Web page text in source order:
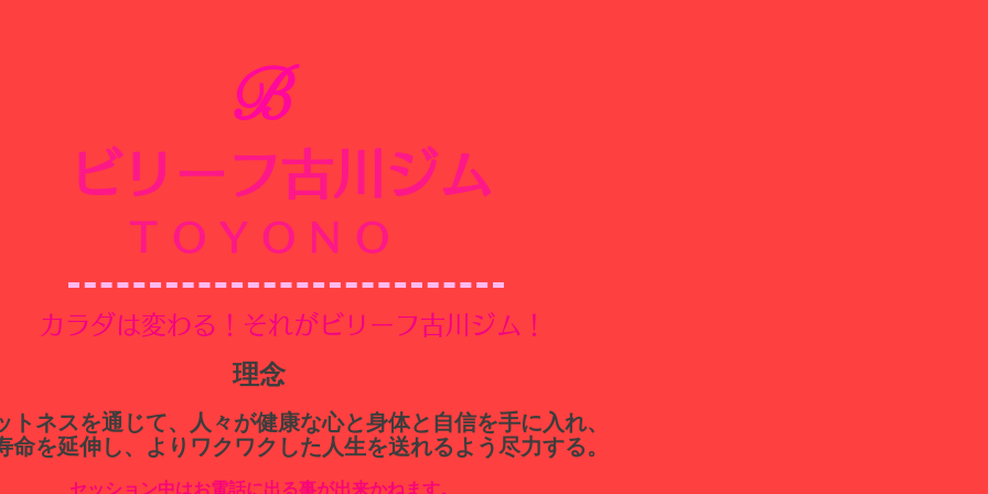
ビリーフ古川ジム
TOYONO
B
​カラダは変わる！それがビリーフ古川ジム！
​理念
トネスを通じて、人々が健康な心と身体と自信を手に入れ、
命を延伸し、よりワクワクした人生を送れるよう尽力する。
セッション中はお電話に出る事が出来かねます。